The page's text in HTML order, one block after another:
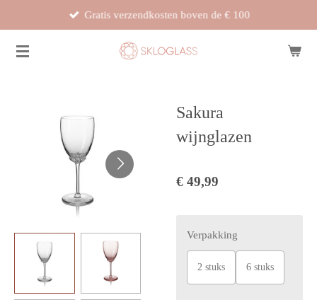
naar
Gratis verzendkosten boven de € 100
Sakura
wijnglazen
€ 49,99
Verpakking
2 stuks 6 stuks